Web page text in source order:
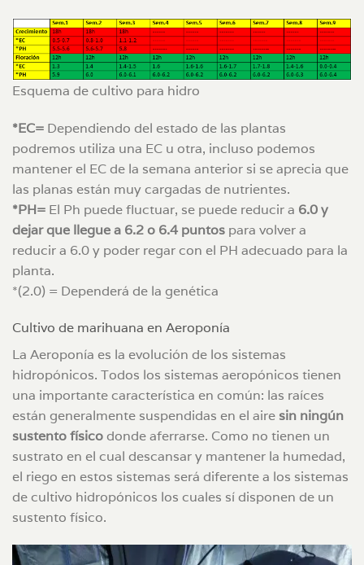
Esquema de cultivo para hidro
*EC= Dependiendo del estado de las plantas
podremos utiliza una EC u otra, incluso podemos
mantener el EC de la semana anterior si se aprecia que
las planas están muy cargadas de nutrientes.
*PH= El Ph puede fluctuar, se puede reducir a 6.0 y
dejar que llegue a 6.2 o 6.4 puntos para volver a
reducir a 6.0 y poder regar con el PH adecuado para la
planta.
*(2.0) = Dependerá de la genética
Cultivo de marihuana en Aeroponía
La Aeroponía es la evolución de los sistemas
hidropónicos. Todos los sistemas aeropónicos tienen
una importante característica en común: las raíces
están generalmente suspendidas en el aire sin ningún
sustento físicodonde aferrarse. Como no tienen un
sustrato en el cual descansar y mantener la humedad,
el riego en estos sistemas será diferente a los sistemas
de cultivo hidropónicos los cuales sí disponen de un
sustento físico.